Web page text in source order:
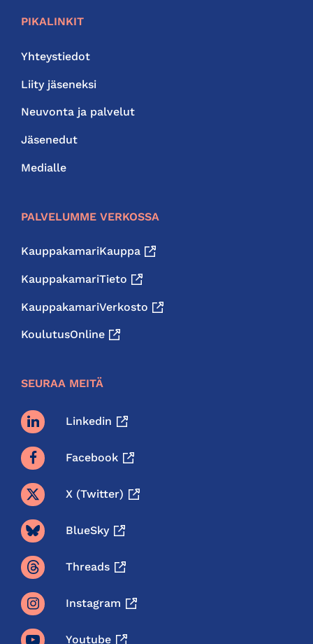
PIKALINKIT
Yhteystiedot
Liity jäseneksi
Neuvonta ja palvelut
Jäsenedut
Medialle
PALVELUMME VERKOSSA
KauppakamariKauppa
KauppakamariTieto
KauppakamariVerkosto
KoulutusOnline
SEURAA MEITÄ
Linkedin
Facebook
X (twitter)
BlueSky
Threads
Instagram
Youtube